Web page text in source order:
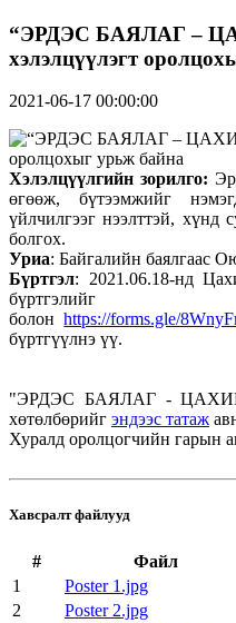
“ЭРДЭС БАЯЛАГ –
хэлэлцүүлэгт
2021-06-17 00:00:00
Хэлэлцүүлгийн зорилго:
өгөөж, бүтээмжийг
үйлчилгээг нээлттэй, хүнд
болгох.
Уриа: Байгалийн баялгаас
Бүртгэл: 2021.06.18-нд
болонhttps://forms.gle/
бүртгүүлнэ үү.
"ЭРДЭС БАЯЛАГ -
хөтөлбөрийг эндээс татаж
Хуралд оролцогчийн гарын
Хавсралт файлууд
# Файл
1
Poster 1.jpg
2
Poster 2.jpg